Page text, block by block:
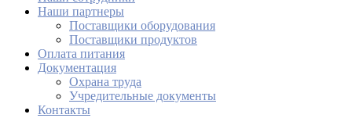
Наши партнеры
Поставщики оборудования
Поставщики продуктов
Оплата питания
Документация
Охрана труда
Учредительные документы
Контакты